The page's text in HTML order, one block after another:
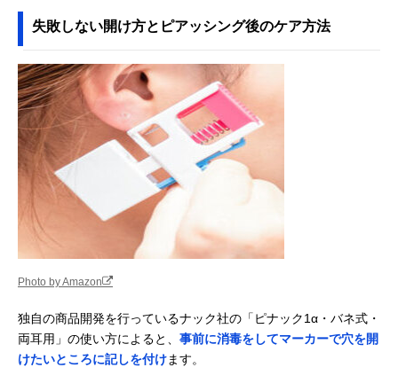
失敗しない開け方とピアッシング後のケア方法
Photo by Amazon
独自の商品開発を行っているナック社の「ピナック1α・バネ式・
両耳用」の使い方によると、 事前に消毒をしてマーカーで穴を開
けたいところに記しを付けます。